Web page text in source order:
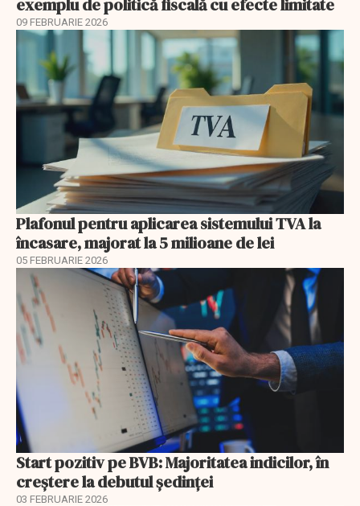
09 FEBRUARIE 2026
Plafonul pentru aplicarea sistemului TVA la
încasare, majorat la 5 milioane de lei
05 FEBRUARIE 2026
Start pozitiv pe BVB: Majoritatea indicilor, în
creştere la debutul şedinţei
03 FEBRUARIE 2026